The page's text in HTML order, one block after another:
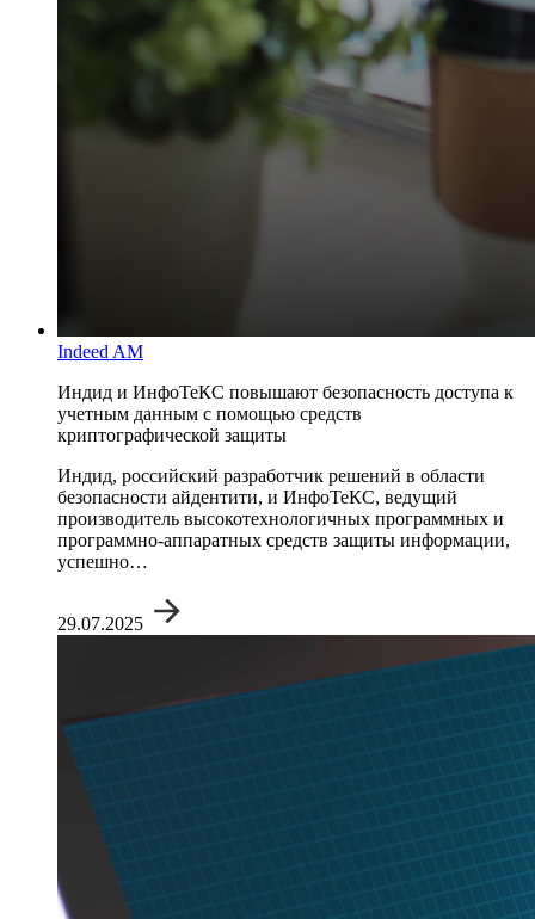
Indeed AM
Индид и ИнфоТеКС повышают безопасность доступа к
учетным данным с помощью средств
криптографической защиты
Индид, российский разработчик решений в области
безопасности айдентити, и ИнфоТеКС, ведущий
производитель высокотехнологичных программных и
программно-аппаратных средств защиты информации,
успешно…
29.07.2025